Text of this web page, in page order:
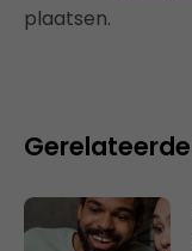
plaatsen.